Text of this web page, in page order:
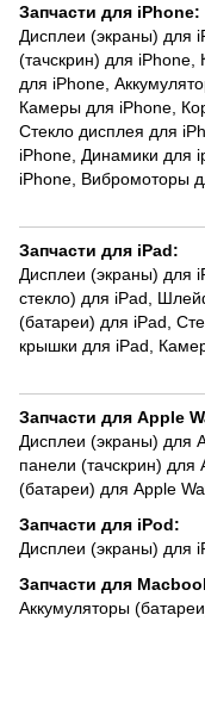
Запчасти для iPhone:
Дисплеи (экраны) для
(тачскрин) для iPhone
для iPhone
Камеры для iPhone
Стекло дисплея для
iPhone Динамики для
iPhone Вибромоторы
Запчасти для iPad:
Дисплеи (экраны) для
стекло) для iPad
(батареи) для iPad
крышки для iPad
Запчасти для Apple
Дисплеи (экраны) для
панели (тачскрин) для
(батареи) для Apple
Запчасти для iPod:
Дисплеи (экраны) для
Запчасти для
Аккумуляторы